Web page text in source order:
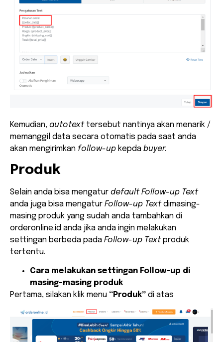
Kemudian, autotext tersebut nantinya akan menarik /
memanggil data secara otomatis pada saat anda
akan mengirimkan follow-up kepda buyer.
Produk
Selain anda bisa mengatur default Follow-up Text
anda juga bisa mengatur Follow-up Textdimasing-
masing produk yang sudah anda tambahkan di
orderonline.id anda jika anda ingin melakukan
settingan berbeda pada Follow-up Textproduk
tertentu.
Cara melakukan settingan Follow-up di
masing-masing produk
Pertama, silakan klik menu “Produk” di atas